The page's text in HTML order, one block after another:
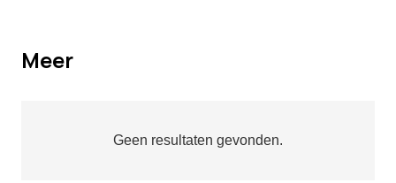
Meer
Geen resultaten gevonden.